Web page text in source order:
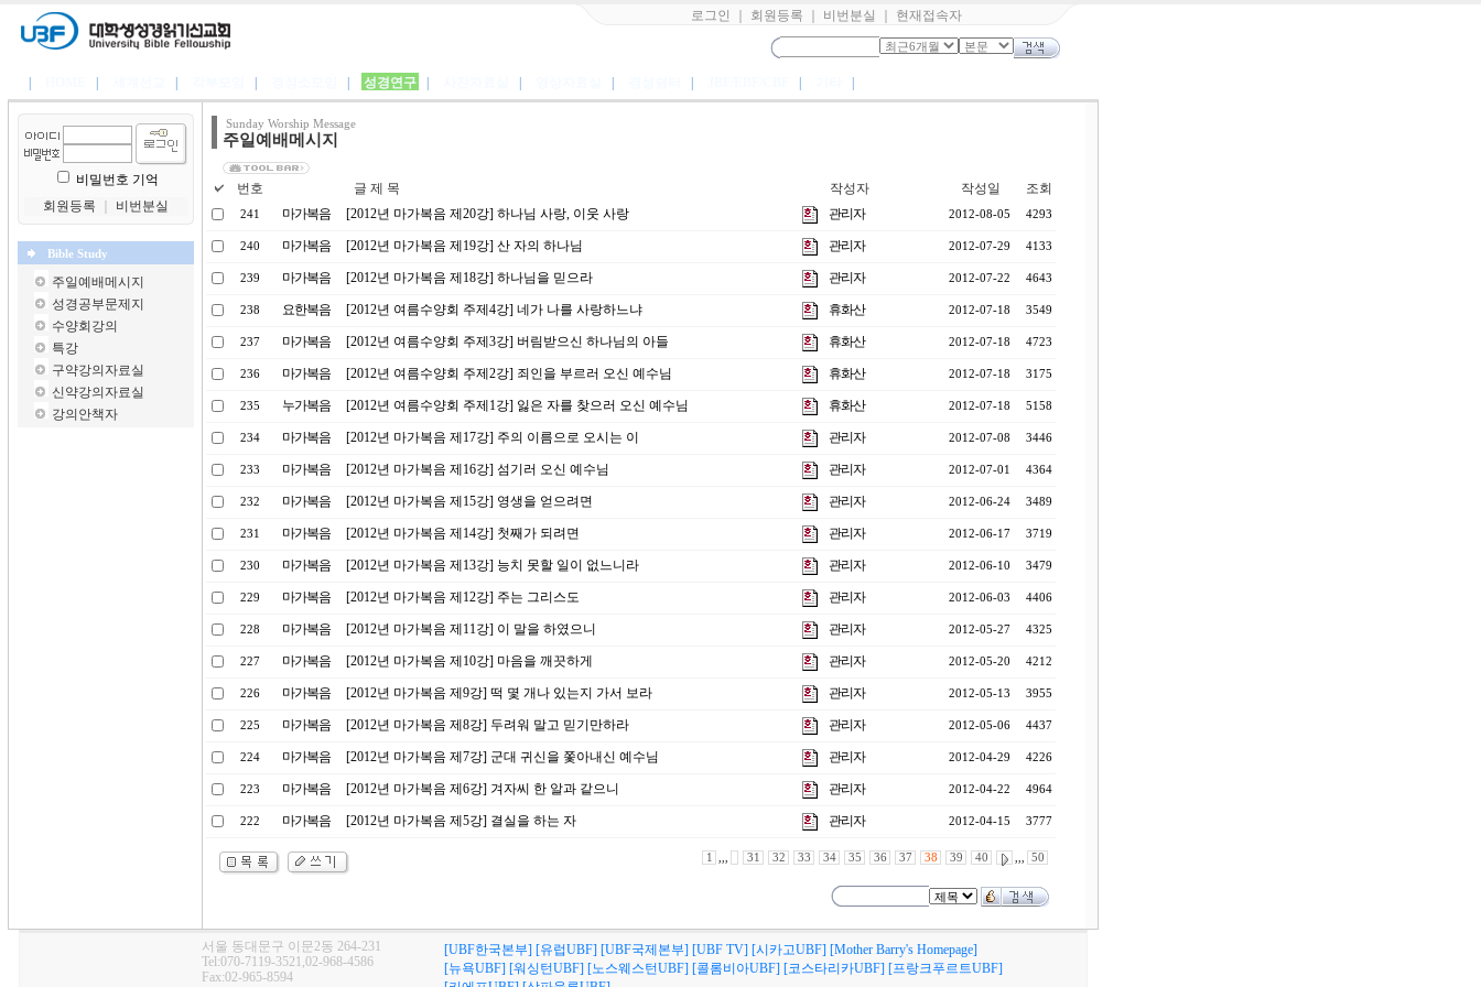
로그인 회원등록 비번분실 현재접속자
성경연구
비밀번호 기억
회원등록
비번분실
Bible Study
주일예배메시지
성경공부문제지
수양회강의
특강
구약강의자료실
신약강의자료실
강의안책자
Sunday Worship Message
주일예배메시지
번호 글 제 목 작성자 작성일 조회
241 마가복음 [2012년 마가복음 제20강] 하나님 사랑, 이웃 사랑 관리자 2012-08-05 4293
240 마가복음 [2012년 마가복음 제19강] 산 자의 하나님 관리자 2012-07-29 4133
239 마가복음 [2012년 마가복음 제18강] 하나님을 믿으라 관리자 2012-07-22 4643
238 요한복음 [2012년 여름수양회 주제4강] 네가 나를 사랑하느냐 휴화산 2012-07-18 3549
237 마가복음 [2012년 여름수양회 주제3강] 버림받으신 하나님의 아들 휴화산 2012-07-18 4723
236 마가복음 [2012년 여름수양회 주제2강] 죄인을 부르러 오신 예수님 휴화산 2012-07-18 3175
235 누가복음 [2012년 여름수양회 주제1강] 잃은 자를 찾으러 오신 예수님 휴화산 2012-07-18 5158
234 마가복음 [2012년 마가복음 제17강] 주의 이름으로 오시는 이 관리자 2012-07-08 3446
233 마가복음 [2012년 마가복음 제16강] 섬기러 오신 예수님 관리자 2012-07-01 4364
232 마가복음 [2012년 마가복음 제15강] 영생을 얻으려면 관리자 2012-06-24 3489
231 마가복음 [2012년 마가복음 제14강] 첫째가 되려면 관리자 2012-06-17 3719
230 마가복음 [2012년 마가복음 제13강] 능치 못할 일이 없느니라 관리자 2012-06-10 3479
229 마가복음 [2012년 마가복음 제12강] 주는 그리스도 관리자 2012-06-03 4406
228 마가복음 [2012년 마가복음 제11강] 이 말을 하였으니 관리자 2012-05-27 4325
227 마가복음 [2012년 마가복음 제10강] 마음을 깨끗하게 관리자 2012-05-20 4212
226 마가복음 [2012년 마가복음 제9강] 떡 몇 개나 있는지 가서 보라 관리자 2012-05-13 3955
225 마가복음 [2012년 마가복음 제8강] 두려워 말고 믿기만하라 관리자 2012-05-06 4437
224 마가복음 [2012년 마가복음 제7강] 군대 귀신을 쫓아내신 예수님 관리자 2012-04-29 4226
223 마가복음 [2012년 마가복음 제6강] 겨자씨 한 알과 같으니 관리자 2012-04-22 4964
222 마가복음 [2012년 마가복음 제5강] 결실을 하는 자 관리자 2012-04-15 3777
1 ,,, 31 32 33 34 35 36 37 38 39 40 ,,, 50
서울 동대문구 이문2동 264-231
Tel:070-7119-3521,02-968-4586
Fax:02-965-8594
[UBF한국본부] [유럽UBF] [UBF국제본부] [UBF TV] [시카고UBF] [Mother Barry's Homepage]
[뉴욕UBF] [워싱턴UBF] [노스웨스턴UBF] [콜롬비아UBF] [코스타리카UBF] [프랑크푸르트UBF]